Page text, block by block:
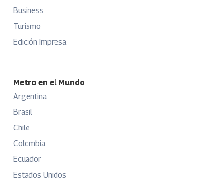
Business
Turismo
Edición Impresa
Metro en el Mundo
Argentina
Brasil
Chile
Colombia
Ecuador
Estados Unidos